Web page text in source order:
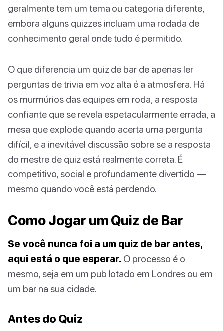
geralmente tem um tema ou categoria diferente,
embora alguns quizzes incluam uma rodada de
conhecimento geral onde tudo é permitido.
O que diferencia um quiz de bar de apenas ler
perguntas de trivia em voz alta é a atmosfera. Há
os murmúrios das equipes em roda, a resposta
confiante que se revela espetacularmente errada, a
mesa que explode quando acerta uma pergunta
difícil, e a inevitável discussão sobre se a resposta
do mestre de quiz está realmente correta. É
competitivo, social e profundamente divertido —
mesmo quando você está perdendo.
Como Jogar um Quiz de Bar
Se você nunca foi a um quiz de bar antes,
aqui está o que esperar. O processo é o
mesmo, seja em um pub lotado em Londres ou em
um bar na sua cidade.
Antes do Quiz